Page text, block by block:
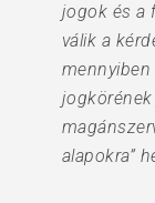
jogok és a
válik a
alapokra”